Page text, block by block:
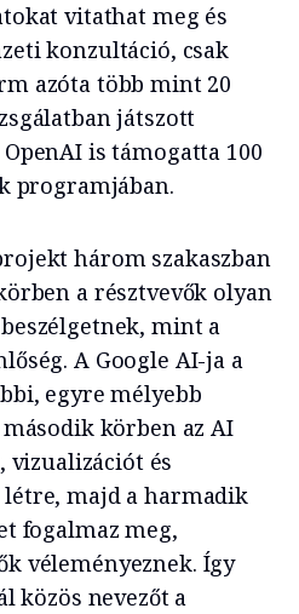
vitathat meg és
konzultáció, csak
azóta több mint 20
játszott
is támogatta 100
programjában.
három szakaszban
a résztvevők olyan
mint a
A Google AI-ja a
egyre mélyebb
körben az AI
vizualizációt és
majd a harmadik
fogalmaz meg,
véleményeznek. Így
közös nevezőt a